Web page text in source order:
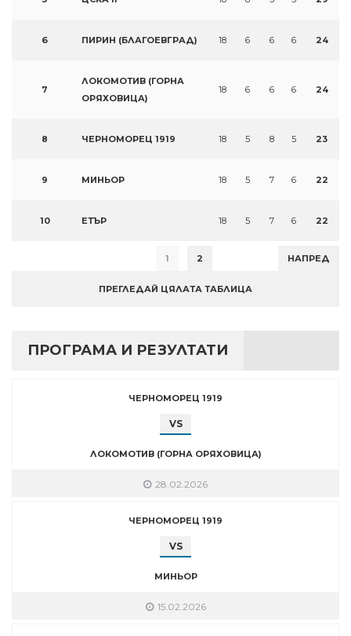
6 ПИРИН (БЛАГОЕВГРАД) 18 6 6 6 24
7
ЛОКОМОТИВ (ГОРНА
ОРЯХОВИЦА)
18 6 6 6 24
8 ЧЕРНОМОРЕЦ 1919 18 5 8 5 23
9 МИНЬОР 18 5 7 6 22
10 ЕТЪР 18 5 7 6 22
1 2 НАПРЕД
ПРЕГЛЕДАЙ ЦЯЛАТА ТАБЛИЦА
ПРОГРАМА И РЕЗУЛТАТИ
ЧЕРНОМОРЕЦ 1919
VS
ЛОКОМОТИВ (ГОРНА ОРЯХОВИЦА)
28.02.2026
ЧЕРНОМОРЕЦ 1919
VS
МИНЬОР
15.02.2026